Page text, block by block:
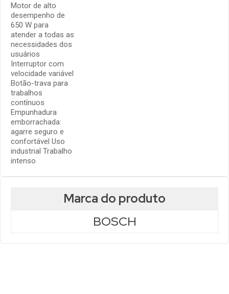
Motor de alto
desempenho de
650 W para
atender a todas as
necessidades dos
usuários
Interruptor com
velocidade variável
Botão-trava para
trabalhos
contínuos
Empunhadura
emborrachada:
agarre seguro e
confortável Uso
industrial Trabalho
intenso
Marca do produto
BOSCH